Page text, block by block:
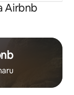
Airbnb